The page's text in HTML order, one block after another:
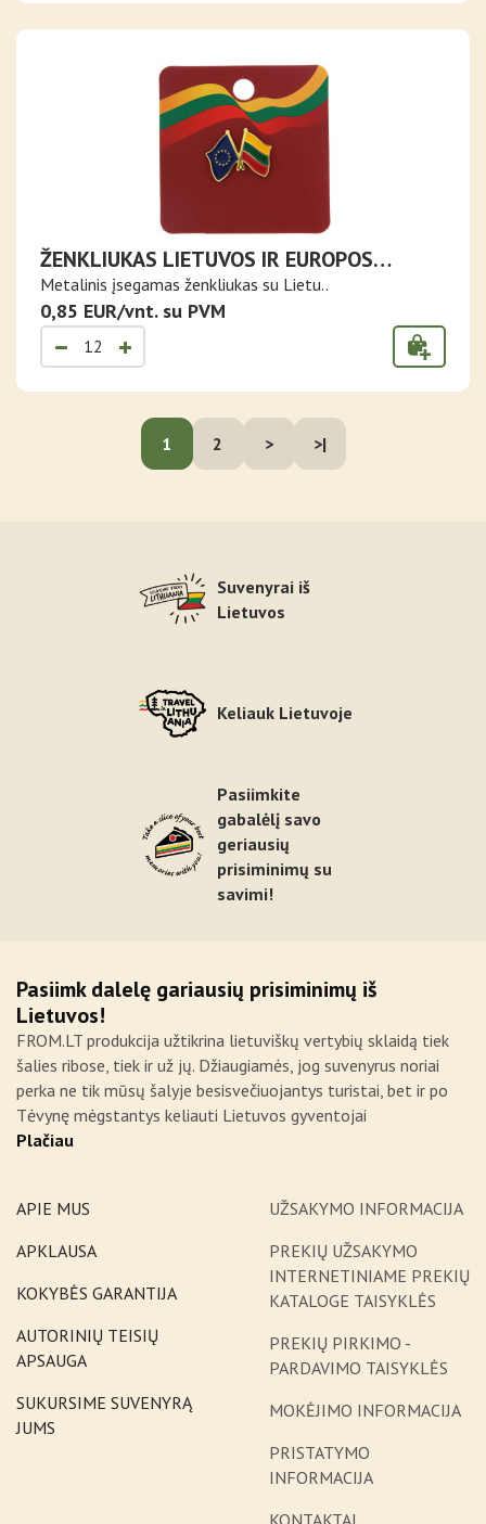
ŽENKLIUKAS LIETUVOS IR EUROPOS
SĄJUNGOS VĖLIAVOS
Metalinis įsegamas ženkliukas su Lietu..
0,85 EUR/vnt. su PVM
1 2 > >|
Suvenyrai iš
Lietuvos
Keliauk Lietuvoje
Pasiimkite
gabalėlį savo
geriausių
prisiminimų su
savimi!
Pasiimk dalelę gariausių prisiminimų iš
Lietuvos!
FROM.LT produkcija užtikrina lietuviškų vertybių sklaidą tiek
šalies ribose, tiek ir už jų. Džiaugiamės, jog suvenyrus noriai
perka ne tik mūsų šalyje besisvečiuojantys turistai, bet ir po
Tėvynę mėgstantys keliauti Lietuvos gyventojai
Plačiau
APIE MUS
APKLAUSA
KOKYBĖS GARANTIJA
AUTORINIŲ TEISIŲ
APSAUGA
SUKURSIME SUVENYRĄ
JUMS
UŽSAKYMO INFORMACIJA
PREKIŲ UŽSAKYMO
INTERNETINIAME PREKIŲ
KATALOGE TAISYKLĖS
PREKIŲ PIRKIMO -
PARDAVIMO TAISYKLĖS
MOKĖJIMO INFORMACIJA
PRISTATYMO
INFORMACIJA
KONTAKTAI